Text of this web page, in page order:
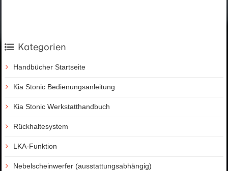
Kategorien
Handbücher Startseite
Kia Stonic Bedienungsanleitung
Kia Stonic Werkstatthandbuch
Rückhaltesystem
LKA-Funktion
Nebelscheinwerfer (ausstattungsabhängig)